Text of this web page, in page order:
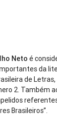
Neto é
da
de Letras,
2. Também
Brasileiros”.